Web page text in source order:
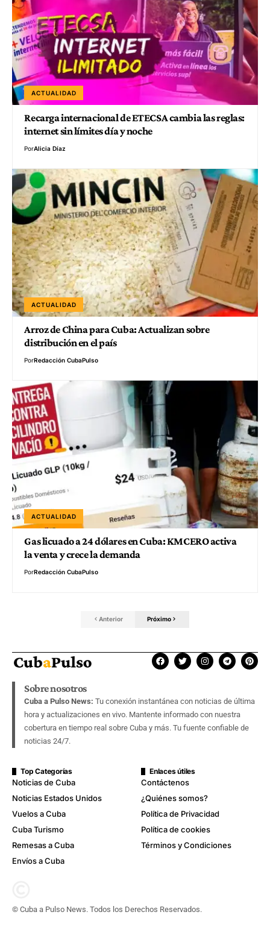
ACTUALIDAD
Recarga internacional de ETECSA cambia las reglas:
internet sin límites día y noche
PorAlicia Díaz
ACTUALIDAD
Arroz de China para Cuba: Actualizan sobre
distribución en el país
PorRedacción CubaPulso
ACTUALIDAD
Gas licuado a 24 dólares en Cuba: KMCERO activa
la venta y crece la demanda
PorRedacción CubaPulso
Anterior Próximo
Sobre nosotros
Cuba a Pulso News: Tu conexión instantánea con noticias de última
hora y actualizaciones en vivo. Mantente informado con nuestra
cobertura en tiempo real sobre Cuba y más. Tu fuente confiable de
noticias 24/7.
Top Categorías
Noticias de Cuba
Noticias Estados Unidos
Vuelos a Cuba
Cuba Turismo
Remesas a Cuba
Envíos a Cuba
Enlaces útiles
Contáctenos
¿Quiénes somos?
Política de Privacidad
Política de cookies
Términos y Condiciones
© Cuba a Pulso News. Todos los Derechos Reservados.